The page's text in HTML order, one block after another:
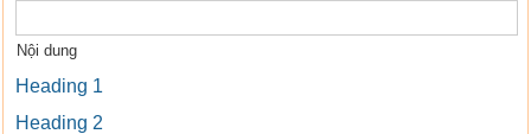
Nội dung
Heading 1
Heading 2